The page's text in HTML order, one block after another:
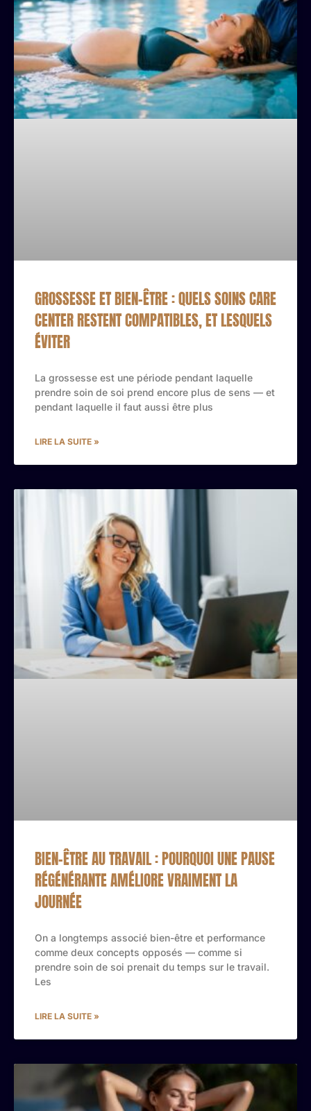
GROSSESSE ET BIEN-ÊTRE : QUELS SOINS CARE
CENTER RESTENT COMPATIBLES, ET LESQUELS
ÉVITER
La grossesse est une période pendant laquelle
prendre soin de soi prend encore plus de sens — et
pendant laquelle il faut aussi être plus
LIRE LA SUITE »
BIEN-ÊTRE AU TRAVAIL : POURQUOI UNE PAUSE
RÉGÉNÉRANTE AMÉLIORE VRAIMENT LA
JOURNÉE
On a longtemps associé bien-être et performance
comme deux concepts opposés — comme si
prendre soin de soi prenait du temps sur le travail.
Les
LIRE LA SUITE »